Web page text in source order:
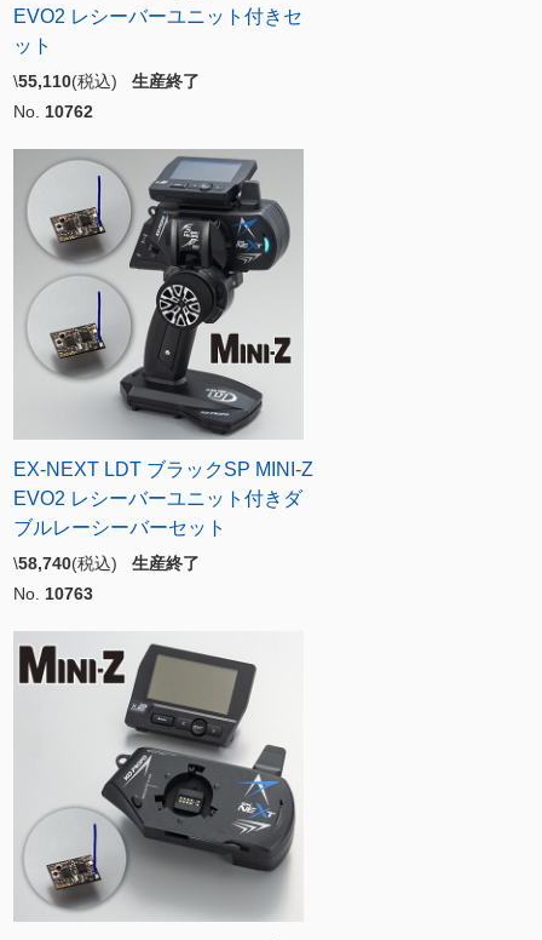
EVO2 レシーバーユニット付きセ
ット
\55,110(税込) 生産終了
No. 10762
EX-NEXT LDT ブラックSP MINI-Z
EVO2 レシーバーユニット付きダ
ブルレーシーバーセット
\58,740(税込) 生産終了
No. 10763